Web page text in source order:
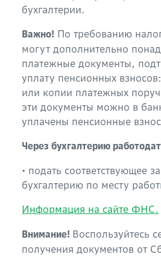
бухгалтерии.
Важно! По требованию
могут дополнительно
платежные документы,
уплату пенсионных
или копии платежных
эти документы можно в
уплачены пенсионные
Через бухгалтерию
• подать соответствующее
бухгалтерию по месту
Информация на сайте ФНС.
Внимание! Воспользуйтесь
получения документов от